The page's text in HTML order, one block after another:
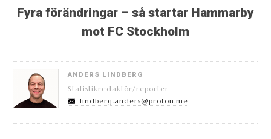
Fyra förändringar – så startar Hammarby
mot FC Stockholm
ANDERS LINDBERG
Statistikredaktör/reporter
lindberg.anders@proton.me